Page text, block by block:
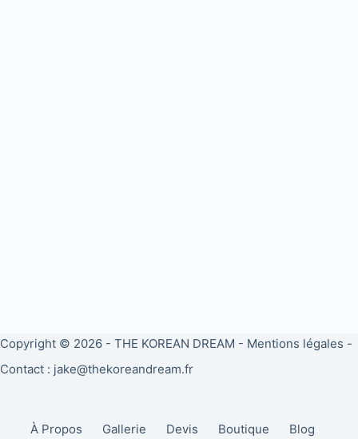
Copyright © 2026 - THE KOREAN DREAM - Mentions légales -
Contact : jake@thekoreandream.fr
À Propos Gallerie Devis Boutique Blog